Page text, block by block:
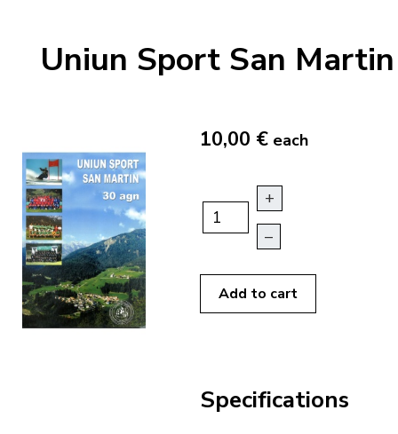
Uniun Sport San Martin
10,00 € each
+
–
Add to cart
Specifications